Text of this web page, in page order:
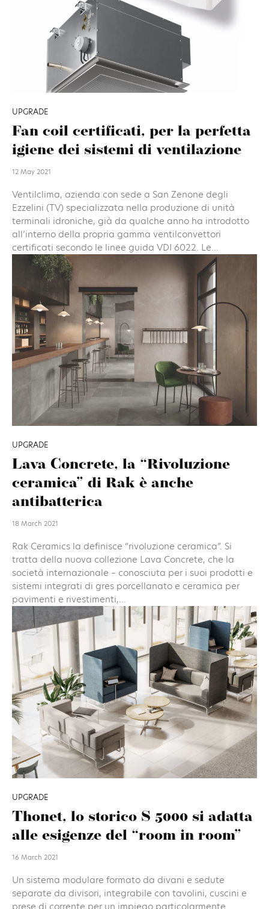
UPGRADE
Fan coil certificati, per la perfetta
igiene dei sistemi di ventilazione
12 May 2021
Ventilclima, azienda con sede a San Zenone degli
Ezzelini (TV) specializzata nella produzione di unità
terminali idroniche, già da qualche anno ha introdotto
all’interno della propria gamma ventilconvettori
certificati secondo le linee guida VDI 6022. Le...
UPGRADE
Lava Concrete, la “Rivoluzione
ceramica” di Rak è anche
antibatterica
18 March 2021
Rak Ceramics la definisce “rivoluzione ceramica”. Si
tratta della nuova collezione Lava Concrete, che la
società internazionale – conosciuta per i suoi prodotti e
sistemi integrati di gres porcellanato e ceramica per
pavimenti e rivestimenti,...
UPGRADE
Thonet, lo storico S 5000 si adatta
alle esigenze del “room in room”
16 March 2021
Un sistema modulare formato da divani e sedute
separate da divisori, integrabile con tavolini, cuscini e
prese di corrente per un impiego particolarmente